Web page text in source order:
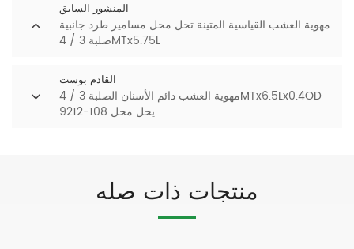
المنشور السابق
مهوية العشب القياسية المتينة تحل محل مسامير طرد جانبية
صلبة 3 / 4MTx5.75L
القادم بوست
مهوية العشب دائم الأسنان الصلبة 3 / 4MTx6.5Lx0.4OD
يحل محل 108-9212
منتجات ذات صله